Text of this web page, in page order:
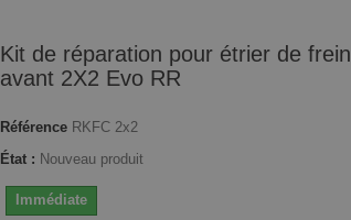
Kit de réparation pour étrier de frein
avant 2X2 Evo RR
Référence RKFC 2x2
État : Nouveau produit
Immédiate